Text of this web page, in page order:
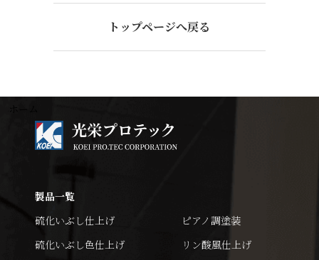
トップページへ戻る
製品一覧
硫化いぶし仕上げ
硫化いぶし色仕上げ
ピアノ調塗装
リン酸風仕上げ